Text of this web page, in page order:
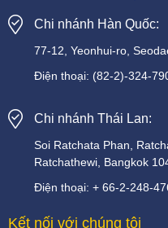
Chi nhánh Hàn Quốc:
77-12, Yeonhui-ro,
Điện thoại: (82-2)-324-
Chi nhánh Thái Lan:
Soi Ratchata Phan,
Ratchathewi, Bangkok
Điện thoại: + 66-2-248-
Kết nối với chúng tôi